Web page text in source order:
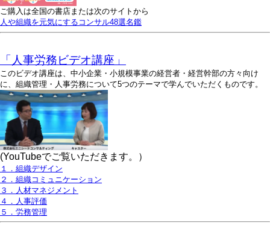
ご購入は全国の書店または次のサイトから
人や組織を元気にするコンサル48選名鑑
「人事労務ビデオ講座」
このビデオ講座は、中小企業・小規模事業の経営者・経営幹部の方々向け
に、組織管理・人事労務について5つのテーマで学んでいただくものです。
(YouTubeでご覧いただきます。）
１．組織デザイン
２．組織コミュニケーション
３．人材マネジメント
４．人事評価
５．労務管理